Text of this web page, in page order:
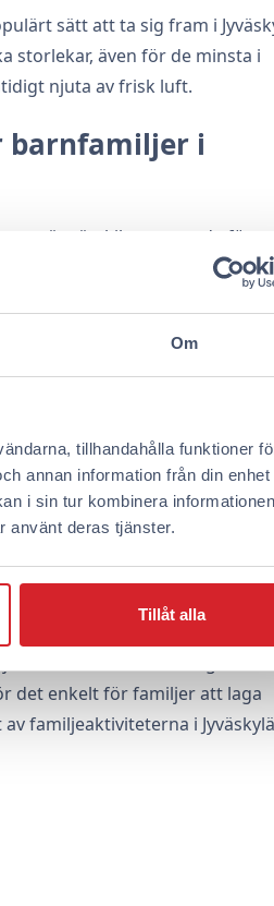
Om
tillhandahålla funktioner
annan information från din enhet
i sin tur kombinera
använt deras tjänster.
Tillåt alla
sätt att ta sig fram i
storlekar, även för de minsta i
njuta av frisk luft.
barnfamiljer i
är särskilt anpassade för
och familjevänliga
sportlovet, vilket lockar
tillfälle att tillbringa
i Jyväskylä?
hotell ligger på centrala
det enkelt för familjer att laga
familjeaktiviteterna i